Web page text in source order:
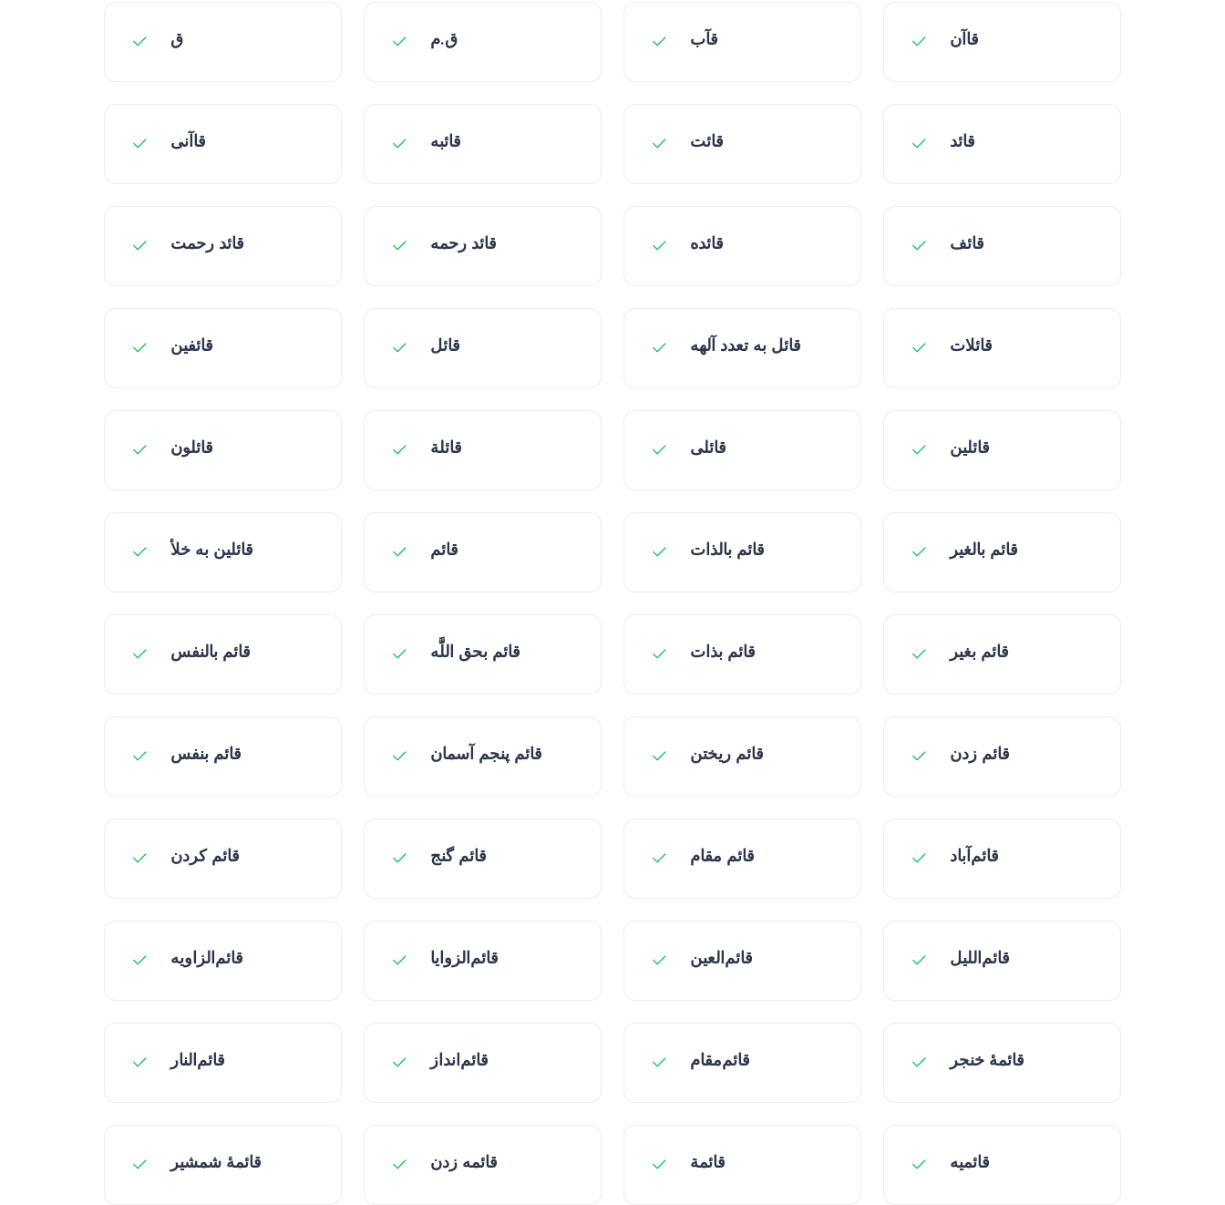
ق ق.م قآب قاآن
قاآنی قائبه قائت قائد
قائد رحمت قائد رحمه قائده قائف
قائفین قائل قائل به تعدد آلهه قائلات
قائلون قائلة قائلی قائلین
قائلین به خلأ قائم قائم بالذات قائم بالغیر
قائم بالنفس قائم بحق اللََّه قائم بذات قائم بغیر
قائم بنفس قائم پنجم آسمان قائم ریختن قائم زدن
قائم کردن قائم گنج قائم مقام قائم‌آباد
قائم‌الزاویه قائم‌الزوایا قائم‌العین قائم‌اللیل
قائم‌النار قائم‌انداز قائم‌مقام قائمهٔ خنجر
قائمهٔ شمشیر قائمه زدن قائمة قائمیه